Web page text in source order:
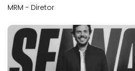
MRM - Diretor